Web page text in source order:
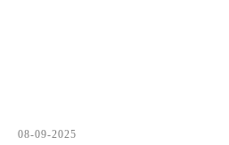
08-09-2025